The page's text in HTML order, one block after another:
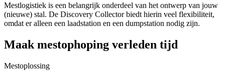
Mestlogistiek is een belangrijk onderdeel van het ontwerp van jouw
(nieuwe) stal. De Discovery Collector biedt hierin veel flexibiliteit,
omdat er alleen een laadstation en een dumpstation nodig zijn.
Maak mestophoping verleden tijd
Mestoplossing